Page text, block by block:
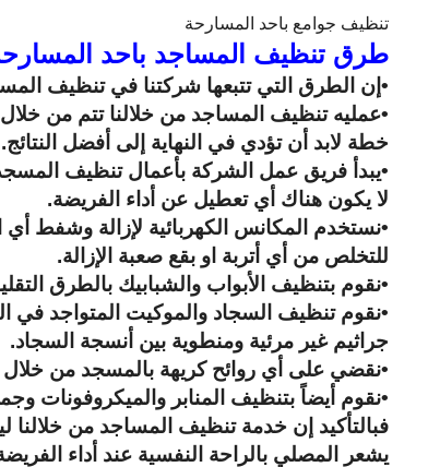
تنظيف جوامع باحد المسارحة
طرق تنظيف المساجد باحد
•إن الطرق التي تتبعها شركتنا في تنظيف
•عمليهتنظيف المساجد من خلالنا تتم من
خطة لابد أن تؤدي في النهاية إلى أفضل النتائج.
•يبدأ فريق عمل الشركة بأعمال تنظيف المسجد
لا يكون هناك أي تعطيل عن أداء الفريضة.
•نستخدم المكانس الكهربائية لإزالة وشفط
للتخلص من أي أتربة او بقع صعبة الإزالة.
•نقوم بتنظيف الأبواب والشبابيك بالطرق
•نقوم تنظيف السجاد والموكيت المتواجد في
جراثيم غير مرئية ومنطوية بين أنسجة السجاد.
•نقضي على أي روائح كريهة بالمسجد من خلال
•نقوم أيضاً بتنظيف المنابر والميكروفونات
فبالتأكيد إن خدمة تنظيف المساجد من
يشعر المصلي بالراحة النفسية عند أداء